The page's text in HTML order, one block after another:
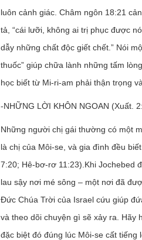
luôn cảnh giác. Châm ngôn 18:21
tả, “cái lưỡi, không ai trị phục được
dẫy những chất độc giết chết.” Nói
thuốc” giúp chữa lành những tấm
học biết từ Mi-ri-am phải thận trọng
-NHỮNG LỜI KHÔN NGOAN (Xuất.
Những người chị gái thường có một
là chị của Môi-se, và gia đình đều
7:20; Hê-bơ-rơ 11:23).Khi Jochebed
lau sậy nơi mé sông – một nơi đã
Đức Chúa Trời của Israel cứu giúp
và theo dõi chuyện gì sẽ xảy ra. Hãy
đặc biệt đó đúng lúc Môi-se cất tiếng